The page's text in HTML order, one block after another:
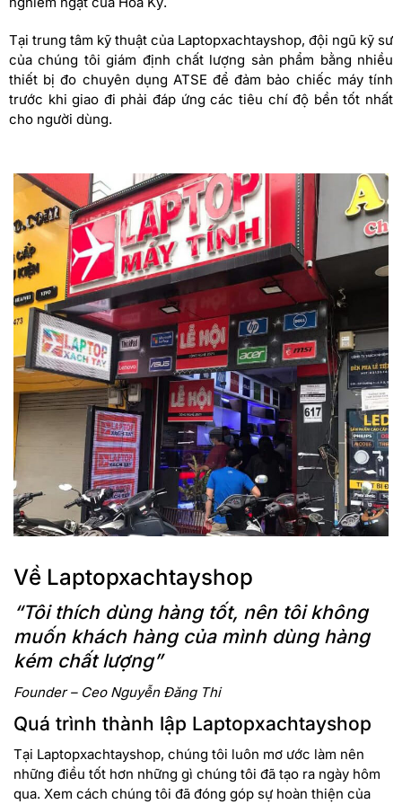
Tại trung tâm kỹ thuật của Laptopxachtayshop, đội ngũ kỹ sư
của chúng tôi giám định chất lượng sản phẩm bằng nhiều
thiết bị đo chuyên dụng ATSE để đảm bảo chiếc máy tính
trước khi giao đi phải đáp ứng các tiêu chí độ bền tốt nhất
cho người dùng.
Về Laptopxachtayshop
“Tôi thích dùng hàng tốt, nên tôi không
muốn khách hàng của mình dùng hàng
kém chất lượng”
Founder – Ceo Nguyễn Đăng Thi
Quá trình thành lập Laptopxachtayshop
Tại Laptopxachtayshop, chúng tôi luôn mơ ước làm nên
những điều tốt hơn những gì chúng tôi đã tạo ra ngày hôm
qua. Xem cách chúng tôi đã đóng góp sự hoàn thiện của